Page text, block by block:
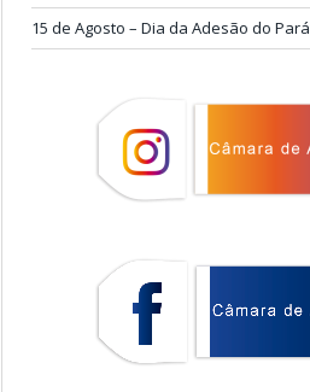
15 de Agosto – Dia da Adesão do Pará